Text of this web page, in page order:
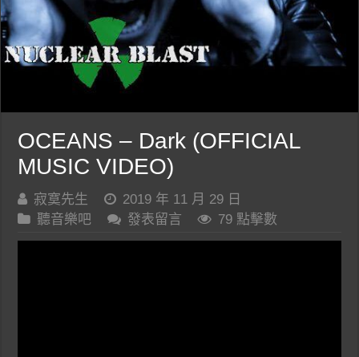
OCEANS – Dark (OFFICIAL
MUSIC VIDEO)
寂寞先生
2019 年 11 月 29 日
聽音樂吧
發表留言 79 點擊數